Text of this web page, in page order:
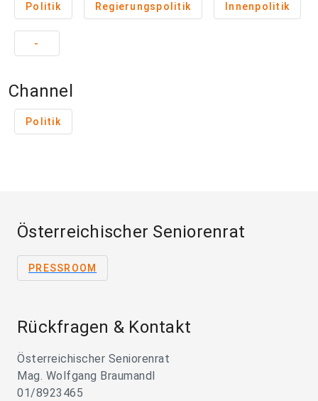
Politik Regierungspolitik Innenpolitik
-
Channel
Politik
Österreichischer Seniorenrat
PRESSROOM
Rückfragen & Kontakt
Österreichischer Seniorenrat
Mag. Wolfgang Braumandl
01/8923465